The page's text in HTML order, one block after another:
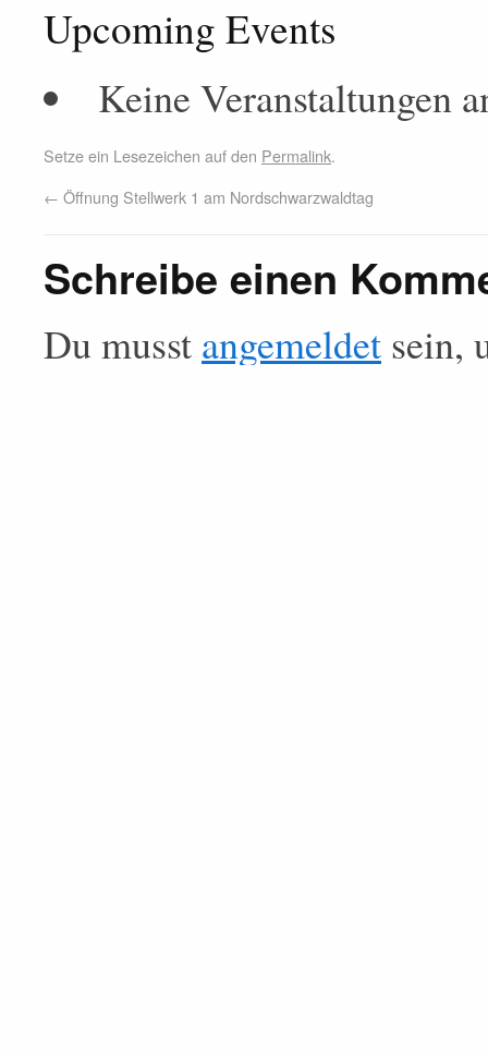
Upcoming Events
Keine Veranstaltungen
Setze ein Lesezeichen auf den Permalink.
← Öffnung Stellwerk 1 am Nordschwarzwaldtag
Schreibe einen
Du musst angemeldet sein,